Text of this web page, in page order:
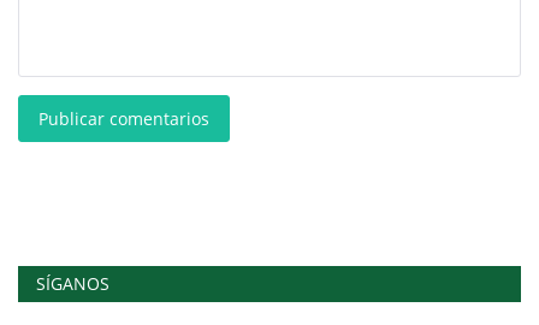
Publicar comentarios
SÍGANOS